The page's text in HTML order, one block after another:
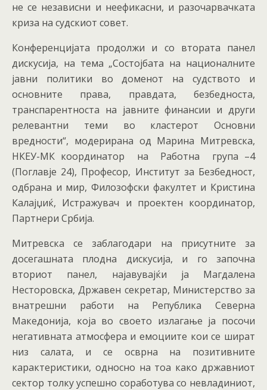
не се независни и неефикасни, и разочарвачката
криза на судскиот совет.
Конференцијата продолжи и со втората панел
дискусија, на тема „Состојбата на националните
јавни политики во доменот на судството и
основните права, правдата, безбедноста,
транспарентноста на јавните финансии и други
релевантни теми во кластерот Основни
вредности“, модерирана од Марина Митревска,
НКЕУ-МК координатор на Работна група –4
(Поглавје 24), Професор, Институт за Безбедност,
одбрана и мир, Филозофски факултет и Кристина
Калајџиќ, Истражувач и проектен координатор,
Партнери Србија.
Митревска се заблагодари на присутните за
досегашната плодна дискусија, и го започна
вториот панел, најавувајќи ја Магдалена
Несторовска, Државен секретар, Министерство за
внатрешни работи на Република Северна
Македонија, која во своето излагање ја посочи
негативната атмосфера и емоциите кои се шират
низ салата, и се осврна на позитивните
карактеристики, односно на тоа како државниот
сектор толку успешно соработува со невладиниот,